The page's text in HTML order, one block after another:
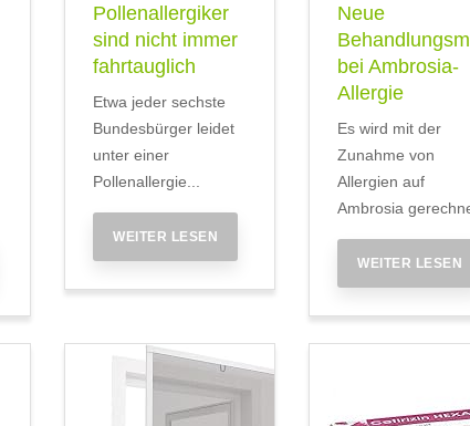
Pollenallergiker
sind nicht immer
fahrtauglich
Etwa jeder sechste
Bundesbürger leidet
unter einer
Pollenallergie...
WEITER LESEN
Neue
bei Ambrosia-
Allergie
Es wird mit der
Zunahme von
Allergien auf
Ambrosia
WEITER LESEN